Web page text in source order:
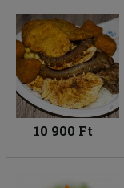
10 900 Ft